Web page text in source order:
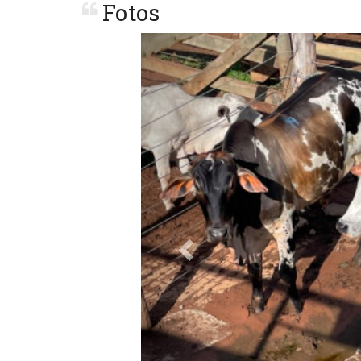
Fotos
Previous